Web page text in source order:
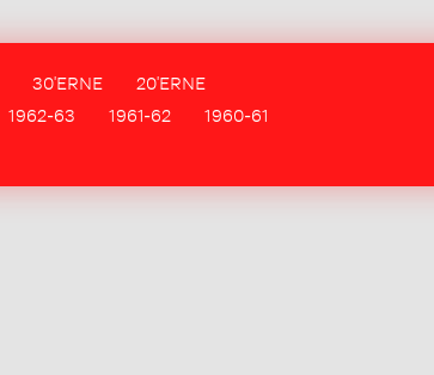
30'ERNE
20'ERNE
1962-63 1961-62
1960-61